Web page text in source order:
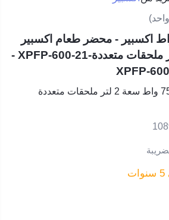
طعام 750 واط اكسبير - محضر طعام اكسبير
750 واط سعة 2 لتر ملحقات متعددة-XPFP-600-21 -